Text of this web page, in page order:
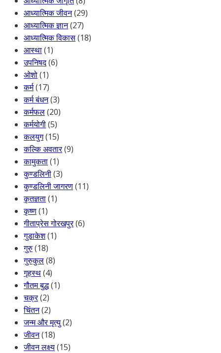
आध्यात्मिक जीवन(29)
आध्यात्मिक ज्ञान(27)
आध्यात्मिक विकास(18)
आस्था(1)
उपनिषद(6)
ओशो(1)
कर्म(17)
कर्म बंधन(3)
कर्मफल(20)
कर्मयोगी(5)
कलयुग(15)
कल्कि अवतार(9)
कामुकता(1)
कुण्डलिनी(3)
कुण्डलिनी जागरण(11)
कृतज्ञता(1)
कृष्ण(1)
गीताप्रेस गोरखपुर(6)
गुडाकेश(1)
गुरु(18)
गुरुकुल(8)
गृहस्थ(4)
गौतम बुद्ध(1)
चक्र(2)
चिंतन(2)
जन्म और मृत्यु(2)
जीवन(18)
जीवन लक्ष्य(15)